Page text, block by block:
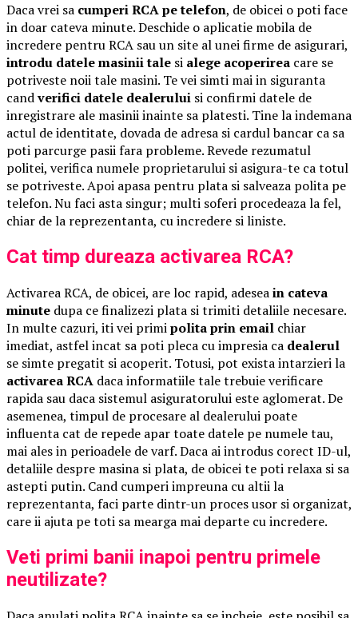
Daca vrei sa cumperi RCA pe telefon, de obicei o poti face
in doar cateva minute. Deschide o aplicatie mobila de
incredere pentru RCA sau un site al unei firme de asigurari,
introdu datele masinii tale si alege acoperirea care se
potriveste noii tale masini. Te vei simti mai in siguranta
candverifici datele dealerului si confirmi datele de
inregistrare ale masinii inainte sa platesti. Tine la indemana
actul de identitate, dovada de adresa si cardul bancar ca sa
poti parcurge pasii fara probleme. Revede rezumatul
politei, verifica numele proprietarului si asigura-te ca totul
se potriveste. Apoi apasa pentru plata si salveaza polita pe
telefon. Nu faci asta singur; multi soferi procedeaza la fel,
chiar de la reprezentanta, cu incredere si liniste.
Cat timp dureaza activarea RCA?
Activarea RCA, de obicei, are loc rapid, adeseain cateva
minute dupa ce finalizezi plata si trimiti detaliile necesare.
In multe cazuri, iti vei primipolita prin email chiar
imediat, astfel incat sa poti pleca cu impresia ca dealerul
se simte pregatit si acoperit. Totusi, pot exista intarzieri la
activarea RCA daca informatiile tale trebuie verificare
rapida sau daca sistemul asiguratorului este aglomerat. De
asemenea, timpul de procesare al dealerului poate
influenta cat de repede apar toate datele pe numele tau,
mai ales in perioadele de varf. Daca ai introdus corect ID-ul,
detaliile despre masina si plata, de obicei te poti relaxa si sa
astepti putin. Cand cumperi impreuna cu altii la
reprezentanta, faci parte dintr-un proces usor si organizat,
care ii ajuta pe toti sa mearga mai departe cu incredere.
Veti primi banii inapoi pentru primele
neutilizate?